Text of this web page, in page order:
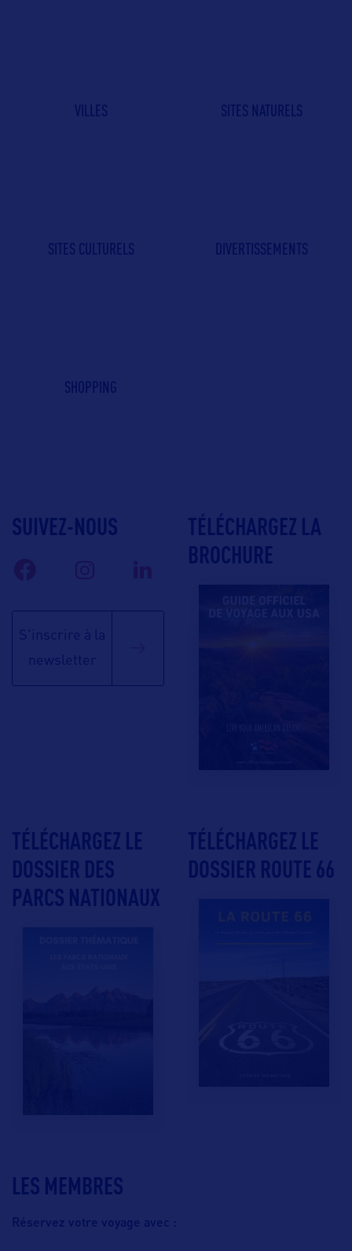
VILLES SITES NATURELS
SITES CULTURELS DIVERTISSEMENTS
SHOPPING
LES MEMBRES
Réservez votre voyage avec :
SUIVEZ-NOUS
S'inscrire à la
newsletter
TÉLÉCHARGEZ LA
BROCHURE
TÉLÉCHARGEZ LE
DOSSIER DES
PARCS NATIONAUX
TÉLÉCHARGEZ LE
DOSSIER ROUTE 66